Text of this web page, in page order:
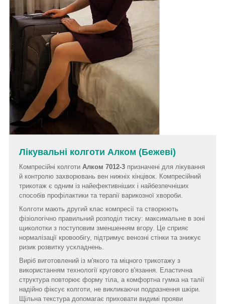
Лікувальні колготи Алком (Бежеві)
Компресійні колготи Алком 7012-3 призначені для лікування
й контролю захворювань вен нижніх кінцівок. Компресійний
трикотаж є одним із найефективніших і найбезпечніших
способів профілактики та терапії варикозної хвороби.
Колготи мають другий клас компресії та створюють
фізіологічно правильний розподіл тиску: максимальне в зоні
щиколотки з поступовим зменшенням вгору. Це сприяє
нормалізації кровообігу, підтримує венозні стінки та знижує
ризик розвитку ускладнень.
Виріб виготовлений із м'якого та міцного трикотажу з
використанням технології кругового в'язання. Еластична
структура повторює форму тіла, а комфортна гумка на талії
надійно фіксує колготи, не викликаючи подразнення шкіри.
Щільна текстура допомагає приховати видимі прояви